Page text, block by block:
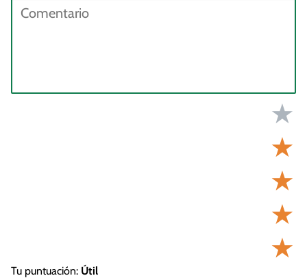
★
★
★
★
★
Tu puntuación: Útil